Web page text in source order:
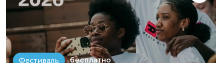
Фестиваль бесплатно